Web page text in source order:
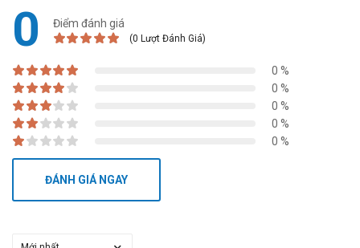
0 Điểm đánh giá
(0 Lượt Đánh Giá)
0 %
0 %
0 %
0 %
0 %
ĐÁNH GIÁ NGAY